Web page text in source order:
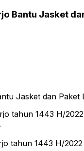
Bantu Jasket
tahun 1443 H/
tahun 1443 H/